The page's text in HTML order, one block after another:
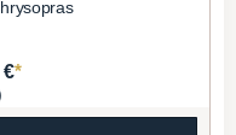
€*